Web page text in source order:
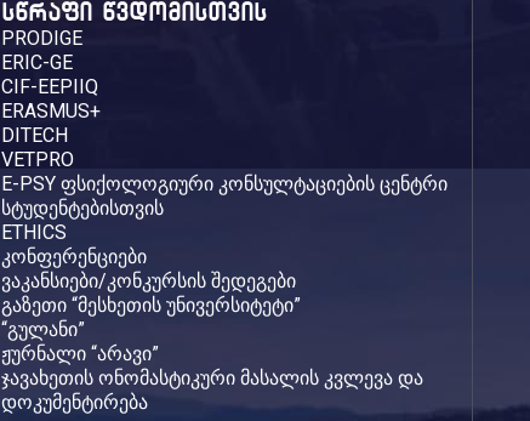
სწრაფი წვდომისთვის
PRODIGE
ERIC-GE
CIF-EEPIIQ
ERASMUS+
DITECH
VETPRO
E-PSY ფსიქოლოგიური კონსულტაციების ცენტრი
სტუდენტებისთვის
ETHICS
კონფერენციები
ვაკანსიები/კონკურსის შედეგები
გაზეთი “მესხეთის უნივერსიტეტი”
“გულანი”
ჟურნალი “არავი”
ჯავახეთის ონომასტიკური მასალის კვლევა და
დოკუმენტირება